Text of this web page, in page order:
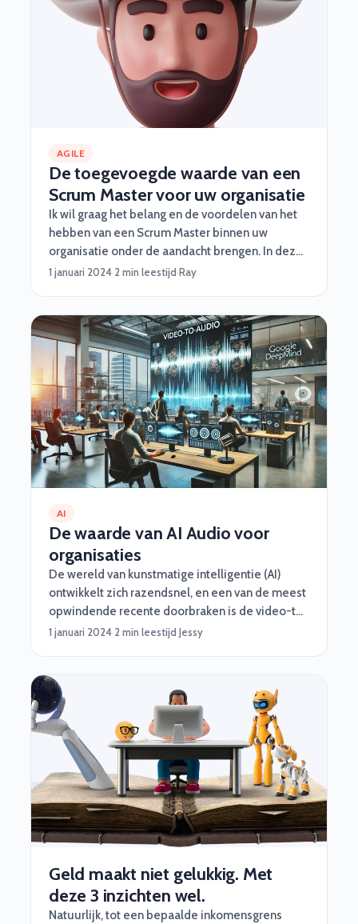
wat voorbeelden!
AGILE
De toegevoegde waarde van een
Scrum Master voor uw organisatie
Ik wil graag het belang en de voordelen van het
hebben van een Scrum Master binnen uw
organisatie onder de aandacht brengen. In deze
snel veranderende en competitieve zakelijke
cruciale rol spelen door teams te begeleiden en
te ondersteunen bij de implementatie van Agile
en Scrum principes. Laat me u vertellen waarom
het inhuren van een ervaren Scrum Master de
moeite waard is.
1 januari 2024·2 min leestijd·Ray
AI
De waarde van AI Audio voor
organisaties
De wereld van kunstmatige intelligentie (AI)
ontwikkelt zich razendsnel, en een van de meest
opwindende recente doorbraken is de video-to-
audio (V2A) technologie van Google DeepMind.
door videopixels en tekstprompts te
combineren om rijke geluidslandschappen te
genereren. Voor organisaties die hun
development capaciteit willen verstevigen of
uitbreiden, biedt deze technologie ongekende
mogelijkheden.
1 januari 2024·2 min leestijd·Jessy
Geld maakt niet gelukkig. Met
deze 3 inzichten wel.
Natuurlijk, tot een bepaalde inkomensgrens